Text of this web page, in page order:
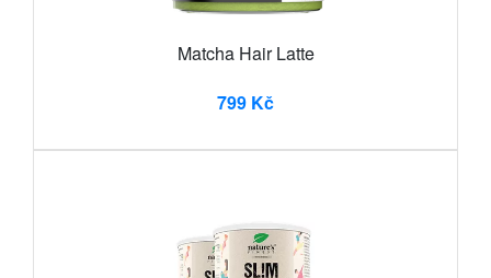
Matcha Hair Latte
799 Kč